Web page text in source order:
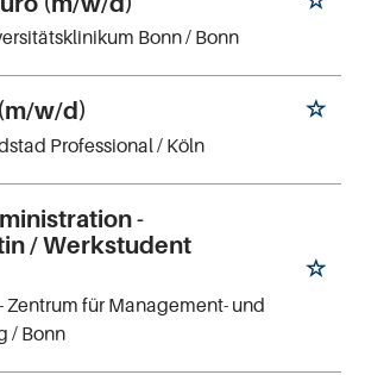
Bonn/ Bonn
w/d)
Professional/ Köln
-
/ Werkstudent
Zentrum für Management- und
/ Bonn